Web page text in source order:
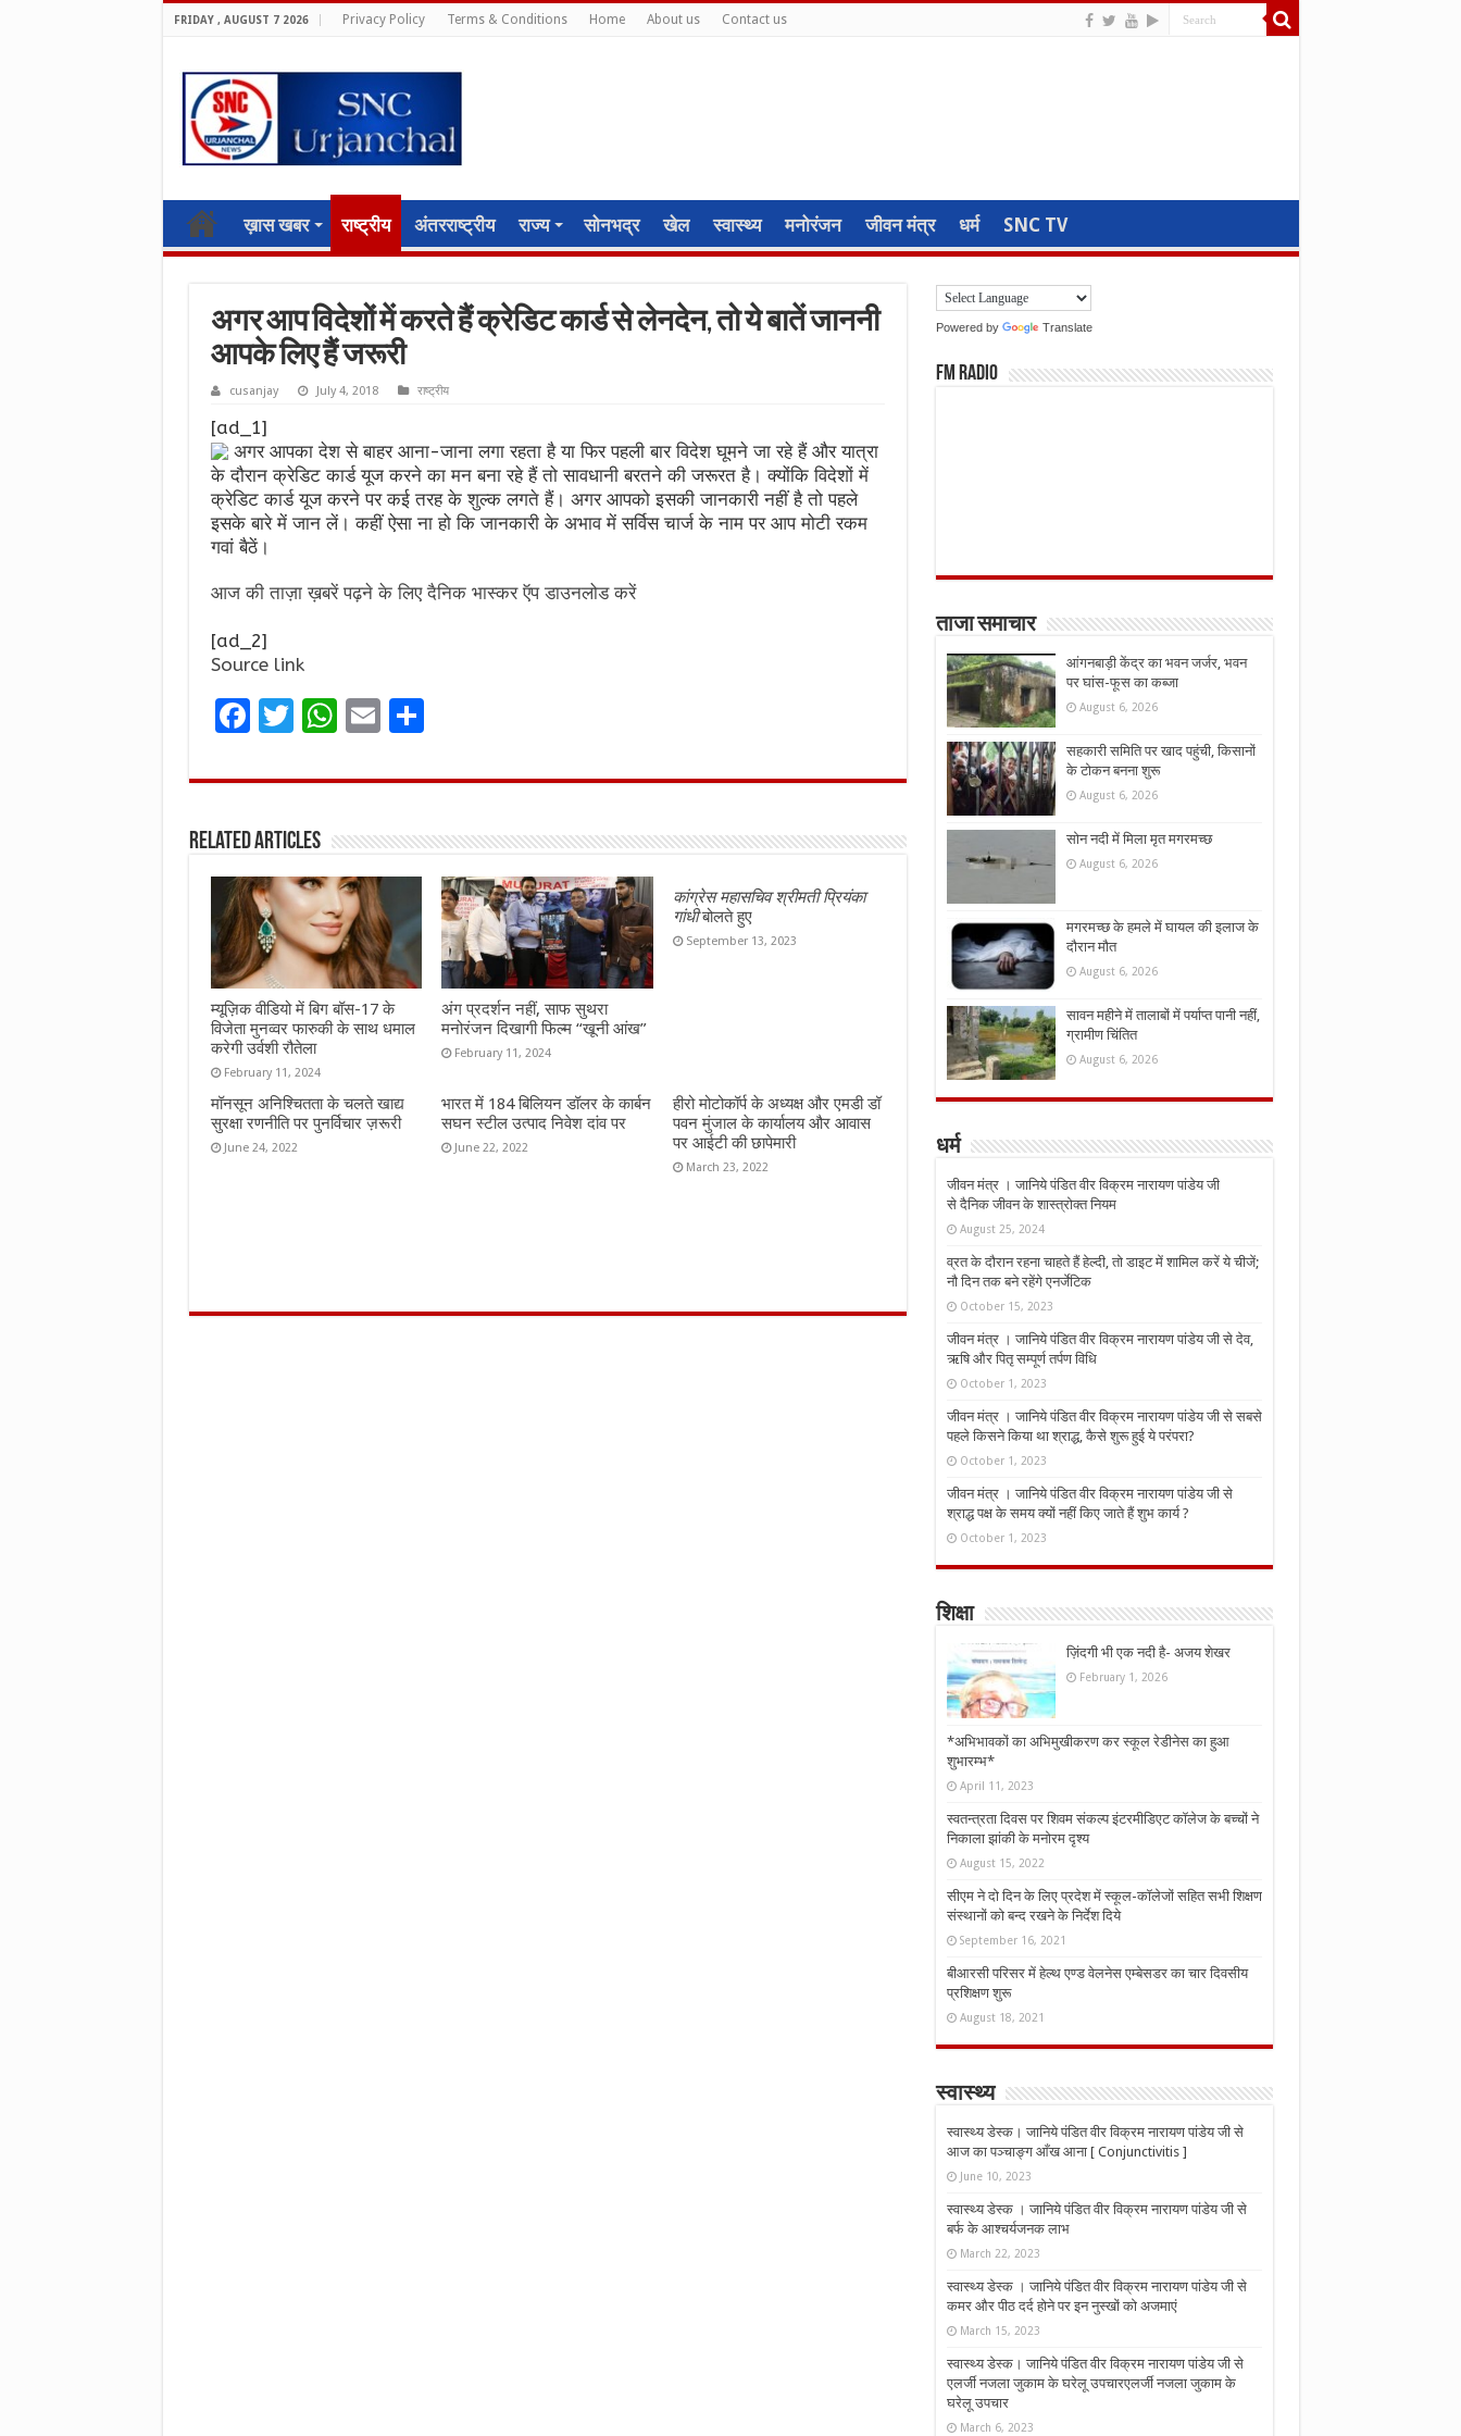
FRIDAY , AUGUST 7 2026 Privacy Policy Terms & Conditions Home About us Contact us
ख़ास खबर राष्ट्रीय अंतरराष्ट्रीय राज्य सोनभद्र खेल स्वास्थ्य मनोरंजन जीवन मंत्र धर्म SNC TV
अगर आप विदेशों में करते हैं क्रेडिट कार्ड से लेनदेन, तो ये बातें जाननी
आपके लिए हैं जरूरी
cusanjay July 4, 2018 राष्ट्रीय
[ad_1]
अगर आपका देश से बाहर आना-जाना लगा रहता है या फिर पहली बार विदेश घूमने जा रहे हैं और यात्रा
के दौरान क्रेडिट कार्ड यूज करने का मन बना रहे हैं तो सावधानी बरतने की जरूरत है। क्योंकि विदेशों में
क्रेडिट कार्ड यूज करने पर कई तरह के शुल्क लगते हैं। अगर आपको इसकी जानकारी नहीं है तो पहले
इसके बारे में जान लें। कहीं ऐसा ना हो कि जानकारी के अभाव में सर्विस चार्ज के नाम पर आप मोटी रकम
गवां बैठें।
आज की ताज़ा ख़बरें पढ़ने के लिए दैनिक भास्कर ऍप डाउनलोड करें
[ad_2]
Source link
F
ce
o
o
k
T
it
r
W
at
A
p
p
E
ai
S
ar
Related Articles
म्यूज़िक वीडियो में बिग बॉस-17 के
विजेता मुनव्वर फारुकी के साथ धमाल
करेगी उर्वशी रौतेला
February 11, 2024
अंग प्रदर्शन नहीं, साफ सुथरा
मनोरंजन दिखागी फिल्म “खूनी आंख”
February 11, 2024
कांग्रेस महासचिव श्रीमती प्रियंका
गांधीबोलते हुए
September 13, 2023
मॉनसून अनिश्चितता के चलते खाद्य
सुरक्षा रणनीति पर पुनर्विचार ज़रूरी
June 24, 2022
भारत में 184 बिलियन डॉलर के कार्बन
सघन स्टील उत्पाद निवेश दांव पर
June 22, 2022
हीरो मोटोकॉर्प के अध्यक्ष और एमडी डॉ
पवन मुंजाल के कार्यालय और आवास
पर आईटी की छापेमारी
March 23, 2022
Powered by Translate
FM Radio
ताजा समाचार
आंगनबाड़ी केंद्र का भवन जर्जर, भवन
पर घांस-फूस का कब्जा
August 6, 2026
सहकारी समिति पर खाद पहुंची, किसानों
के टोकन बनना शुरू
August 6, 2026
सोन नदी में मिला मृत मगरमच्छ
August 6, 2026
मगरमच्छ के हमले में घायल की इलाज के
दौरान मौत
August 6, 2026
सावन महीने में तालाबों में पर्याप्त पानी नहीं,
ग्रामीण चिंतित
August 6, 2026
धर्म
जीवन मंत्र । जानिये पंडित वीर विक्रम नारायण पांडेय जी
से दैनिक जीवन के शास्त्रोक्त नियम
August 25, 2024
व्रत के दौरान रहना चाहते हैं हेल्दी, तो डाइट में शामिल करें ये चीजें;
नौ दिन तक बने रहेंगे एनर्जेटिक
October 15, 2023
जीवन मंत्र । जानिये पंडित वीर विक्रम नारायण पांडेय जी से देव,
ऋषि और पितृ सम्पूर्ण तर्पण विधि
October 1, 2023
जीवन मंत्र । जानिये पंडित वीर विक्रम नारायण पांडेय जी से सबसे
पहले किसने किया था श्राद्ध, कैसे शुरू हुई ये परंपरा?
October 1, 2023
जीवन मंत्र । जानिये पंडित वीर विक्रम नारायण पांडेय जी से
श्राद्ध पक्ष के समय क्यों नहीं किए जाते हैं शुभ कार्य ?
October 1, 2023
शिक्षा
ज़िंदगी भी एक नदी है- अजय शेखर
February 1, 2026
*अभिभावकों का अभिमुखीकरण कर स्कूल रेडीनेस का हुआ
शुभारम्भ*
April 11, 2023
स्वतन्त्रता दिवस पर शिवम संकल्प इंटरमीडिएट कॉलेज के बच्चों ने
निकाला झांकी के मनोरम दृश्य
August 15, 2022
सीएम ने दो दिन के लिए प्रदेश में स्कूल-कॉलेजों सहित सभी शिक्षण
संस्थानों को बन्द रखने के निर्देश दिये
September 16, 2021
बीआरसी परिसर में हेल्थ एण्ड वेलनेस एम्बेसडर का चार दिवसीय
प्रशिक्षण शुरू
August 18, 2021
स्वास्थ्य
स्वास्थ्य डेस्क। जानिये पंडित वीर विक्रम नारायण पांडेय जी से
आज का पञ्चाङ्ग आँख आना [ Conjunctivitis ]
June 10, 2023
स्वास्थ्य डेस्क । जानिये पंडित वीर विक्रम नारायण पांडेय जी से
बर्फ के आश्चर्यजनक लाभ
March 22, 2023
स्वास्थ्य डेस्क । जानिये पंडित वीर विक्रम नारायण पांडेय जी से
कमर और पीठ दर्द होने पर इन नुस्‍खों को अजमाएं
March 15, 2023
स्वास्थ्य डेस्क। जानिये पंडित वीर विक्रम नारायण पांडेय जी से
एलर्जी नजला जुकाम के घरेलू उपचारएलर्जी नजला जुकाम के
घरेलू उपचार
March 6, 2023